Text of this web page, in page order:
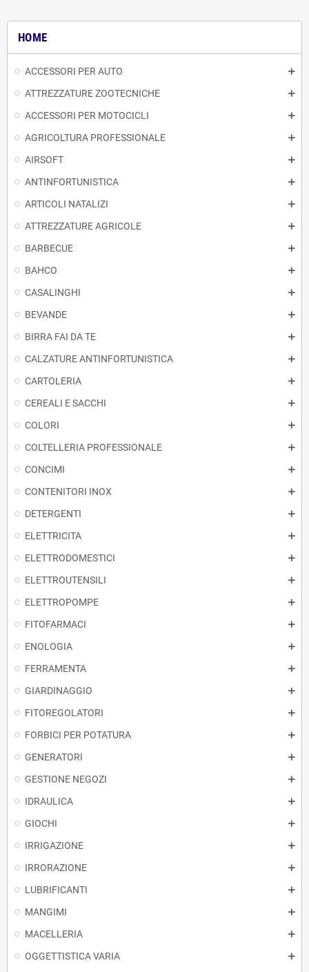
HOME
ACCESSORI PER AUTO
ATTREZZATURE ZOOTECNICHE
ACCESSORI PER MOTOCICLI
AGRICOLTURA PROFESSIONALE
AIRSOFT
ANTINFORTUNISTICA
ARTICOLI NATALIZI
ATTREZZATURE AGRICOLE
BARBECUE
BAHCO
CASALINGHI
BEVANDE
BIRRA FAI DA TE
CALZATURE ANTINFORTUNISTICA
CARTOLERIA
CEREALI E SACCHI
COLORI
COLTELLERIA PROFESSIONALE
CONCIMI
CONTENITORI INOX
DETERGENTI
ELETTRICITA
ELETTRODOMESTICI
ELETTROUTENSILI
ELETTROPOMPE
FITOFARMACI
ENOLOGIA
FERRAMENTA
GIARDINAGGIO
FITOREGOLATORI
FORBICI PER POTATURA
GENERATORI
GESTIONE NEGOZI
IDRAULICA
GIOCHI
IRRIGAZIONE
IRRORAZIONE
LUBRIFICANTI
MANGIMI
MACELLERIA
OGGETTISTICA VARIA